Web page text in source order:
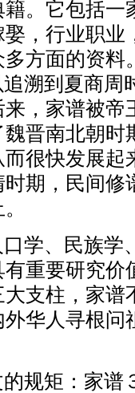
。它包括一
，行业职业
方面的资料
到夏商周
，家谱被帝
晋南北朝
很快发展起
期，民间修
、民族学
重要研究价
支柱，家谱
华人寻根问
矩：家谱